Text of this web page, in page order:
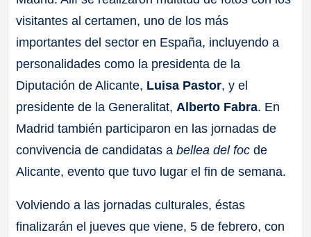
visitantes al certamen, uno de los más
importantes del sector en España, incluyendo a
personalidades como la presidenta de la
Diputación de Alicante, Luisa Pastor, y el
presidente de la Generalitat, Alberto Fabra. En
Madrid también participaron en las jornadas de
convivencia de candidatas abellea del foc de
Alicante, evento que tuvo lugar el fin de semana.
Volviendo a las jornadas culturales, éstas
finalizarán el jueves que viene, 5 de febrero, con